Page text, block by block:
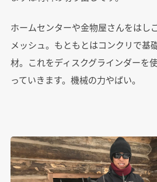
ホームセンターや金物屋さんをはし
メッシュ。もともとはコンクリで基
材。これをディスクグラインダーを
っていきます。機械の力やばい。